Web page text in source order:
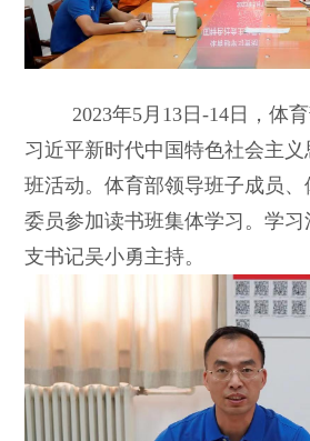
2023年5月13日-14日，体
习近平新时代中国特色社会主
班活动。体育部领导班子成员
委员参加读书班集体学习。学
支书记吴小勇主持。